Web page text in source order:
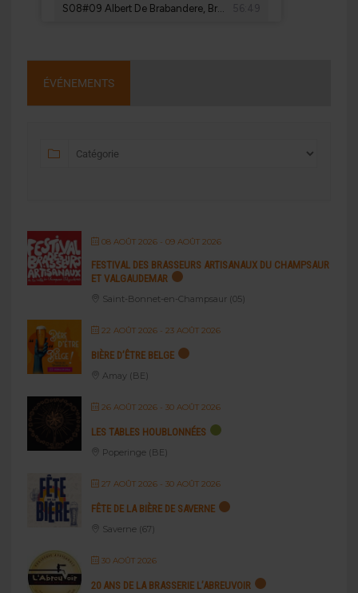
ÉVÉNEMENTS
08 AOÛT 2026- 09 AOÛT 2026
FESTIVAL DES BRASSEURS ARTISANAUX DU CHAMPSAUR
ET VALGAUDEMAR
Saint-Bonnet-en-Champsaur (05)
22 AOÛT 2026- 23 AOÛT 2026
BIÈRE D’ÊTRE BELGE
Amay (BE)
26 AOÛT 2026- 30 AOÛT 2026
LES TABLES HOUBLONNÉES
Poperinge (BE)
27 AOÛT 2026- 30 AOÛT 2026
FÊTE DE LA BIÈRE DE SAVERNE
Saverne (67)
30 AOÛT 2026
20 ANS DE LA BRASSERIE L’ABREUVOIR